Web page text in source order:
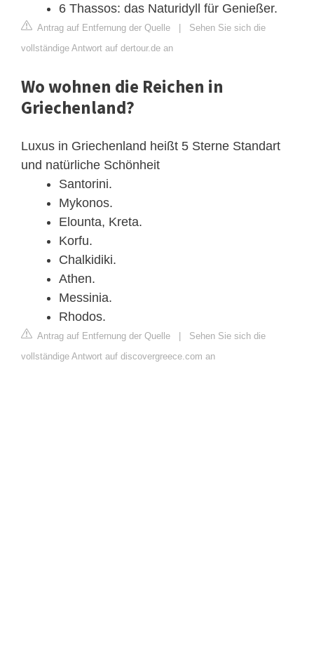
6 Thassos: das Naturidyll für Genießer.
Antrag auf Entfernung der Quelle | Sehen Sie sich die
vollständige Antwort auf dertour.de an
Wo wohnen die Reichen in
Griechenland?
Luxus in Griechenland heißt 5 Sterne Standart
und natürliche Schönheit
Santorini.
Mykonos.
Elounta, Kreta.
Korfu.
Chalkidiki.
Athen.
Messinia.
Rhodos.
Antrag auf Entfernung der Quelle | Sehen Sie sich die
vollständige Antwort auf discovergreece.com an